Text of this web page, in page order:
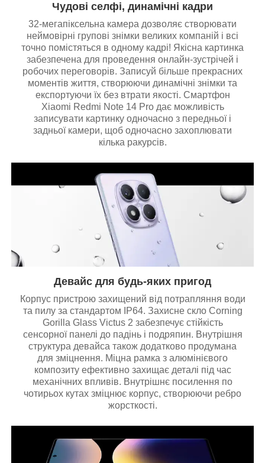
Чудові селфі, динамічні кадри
32-мегапіксельна камера дозволяє створювати
неймовірні групові знімки великих компаній і всі
точно помістяться в одному кадрі! Якісна картинка
забезпечена для проведення онлайн-зустрічей і
робочих переговорів. Записуй більше прекрасних
моментів життя, створюючи динамічні знімки та
експортуючи їх без втрати якості. Смартфон
Xiaomi Redmi Note 14 Pro дає можливість
записувати картинку одночасно з передньої і
задньої камери, щоб одночасно захоплювати
кілька ракурсів.
Девайс для будь-яких пригод
Корпус пристрою захищений від потрапляння води
та пилу за стандартом IP64. Захисне скло Corning
Gorilla Glass Victus 2 забезпечує стійкість
сенсорної панелі до падінь і подряпин. Внутрішня
структура девайса також додатково продумана
для зміцнення. Міцна рамка з алюмінієвого
композиту ефективно захищає деталі під час
механічних впливів. Внутрішнє посилення по
чотирьох кутах зміцнює корпус, створюючи ребро
жорсткості.